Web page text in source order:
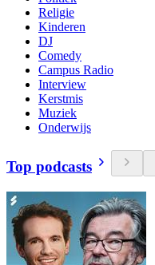
Religie
Kinderen
DJ
Comedy
Campus Radio
Interview
Kerstmis
Muziek
Onderwijs
Top podcasts